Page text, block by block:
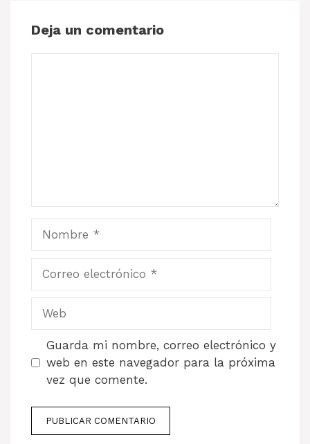
Deja un comentario
Nombre
Guarda mi nombre, correo electrónico y
web en este navegador para la próxima
vez que comente.